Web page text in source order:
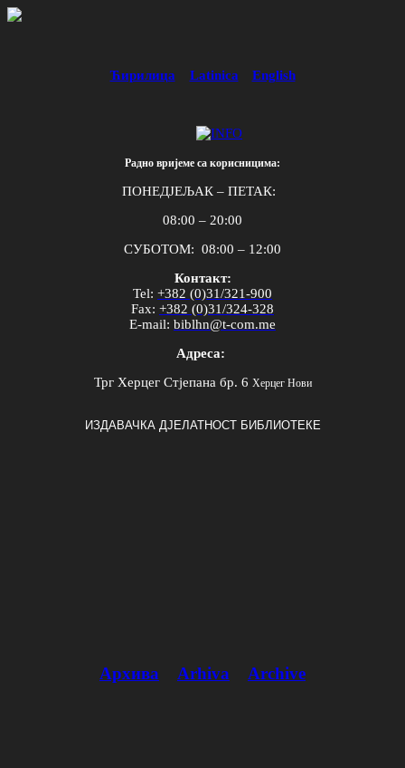
Ћирилица Latinica English
Радно вријеме са корисницима:
ПОНЕДЈЕЉАК – ПЕТАК:
08:00 – 20:00
СУБОТОМ: 08:00 – 12:00
Контакт:
Tel: +382 (0)31/321-900
Fax: +382 (0)31/324-328
E-mail: biblhn@t-com.me
Адреса:
Трг Херцег Стјепана бр. 6 Херцег Нови
ИЗДАВАЧКА ДЈЕЛАТНОСТ БИБЛИОТЕКЕ
Архива Arhiva Archive